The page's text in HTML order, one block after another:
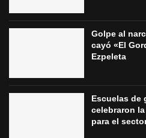
Golpe al
cayó «El
Ezpeleta
Escuelas de
celebraron
para el